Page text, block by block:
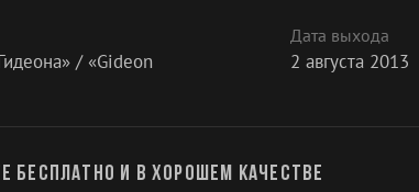
/ «Gideon
Дата выхода
2 августа 2013
бесплатно и в хорошем качестве